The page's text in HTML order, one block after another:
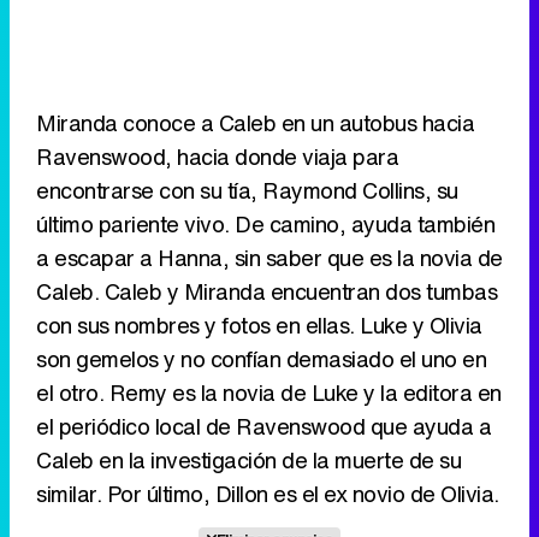
Miranda conoce a Caleb en un autobus hacia
Ravenswood, hacia donde viaja para
encontrarse con su tía, Raymond Collins, su
último pariente vivo. De camino, ayuda también
a escapar a Hanna, sin saber que es la novia de
Caleb. Caleb y Miranda encuentran dos tumbas
con sus nombres y fotos en ellas. Luke y Olivia
son gemelos y no confían demasiado el uno en
el otro. Remy es la novia de Luke y la editora en
el periódico local de Ravenswood que ayuda a
Caleb en la investigación de la muerte de su
similar. Por último, Dillon es el ex novio de Olivia.